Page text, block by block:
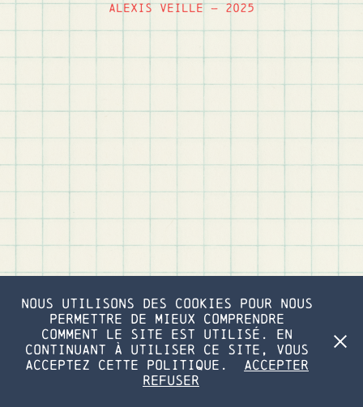
Alexis Veille — 2025
Nous utilisons des cookies pour nous
permettre de mieux comprendre
comment le site est utilisé. En
continuant à utiliser ce site, vous
acceptez cette politique.
Accepter
Refuser